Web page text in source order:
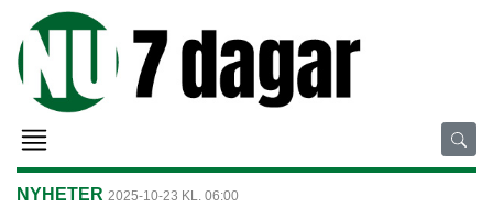
NYHETER 2025-10-23 KL. 06:00